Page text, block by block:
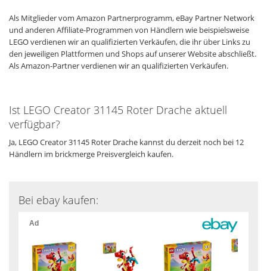
Als Mitglieder vom Amazon Partnerprogramm, eBay Partner Network
und anderen Affiliate-Programmen von Händlern wie beispielsweise
LEGO verdienen wir an qualifizierten Verkäufen, die ihr über Links zu
den jeweiligen Plattformen und Shops auf unserer Website abschließt.
Als Amazon-Partner verdienen wir an qualifizierten Verkäufen.
Ist LEGO Creator 31145 Roter Drache aktuell
verfügbar?
Ja, LEGO Creator 31145 Roter Drache kannst du derzeit noch bei 12
Händlern im brickmerge Preisvergleich kaufen.
Bei ebay kaufen: